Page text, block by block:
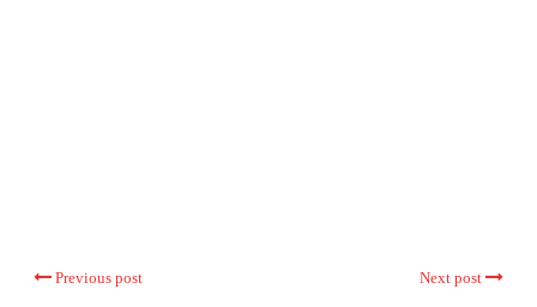
Previous post Next post